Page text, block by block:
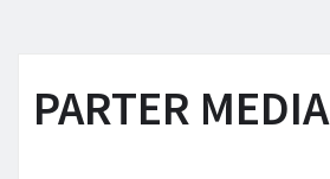
PARTER MEDIA